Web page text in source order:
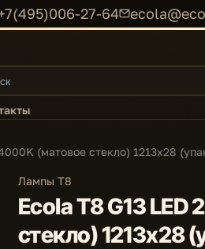
27-64
(матовое стекло) 1213x28
Лампы T8
Ecola T8 G13
стекло) 1213x28